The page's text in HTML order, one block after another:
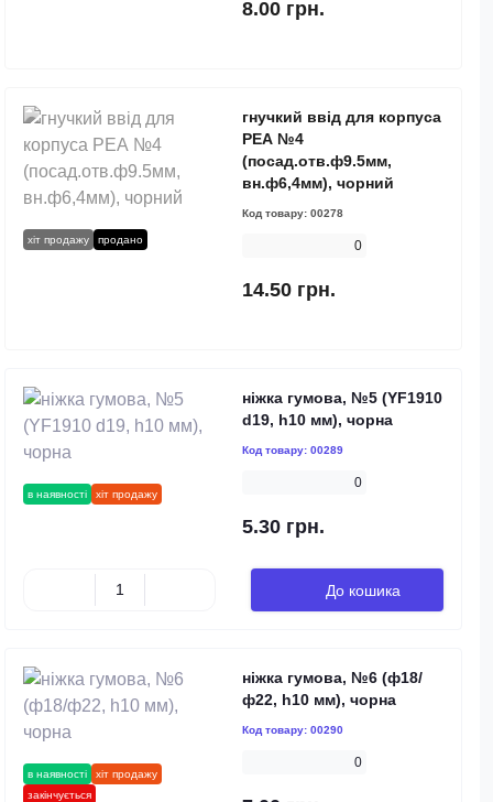
8.00 грн.
хіт продажу продано
гнучкий ввід для корпуса
РЕА №4
(посад.отв.ф9.5мм,
вн.ф6,4мм), чорний
Код товару: 00278
0
14.50 грн.
в наявності хіт продажу
ніжка гумова, №5 (YF1910
d19, h10 мм), чорна
Код товару: 00289
0
5.30 грн.
До кошика
в наявності
хіт продажу
закінчується
ніжка гумова, №6 (ф18/
ф22, h10 мм), чорна
Код товару: 00290
0